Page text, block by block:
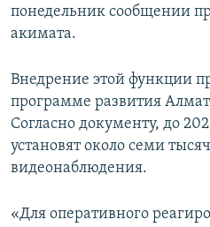
понедельник сообщении
акимата.
Внедрение этой функции
программе развития
Согласно документу, до
установят около семи
видеонаблюдения.
«Для оперативного